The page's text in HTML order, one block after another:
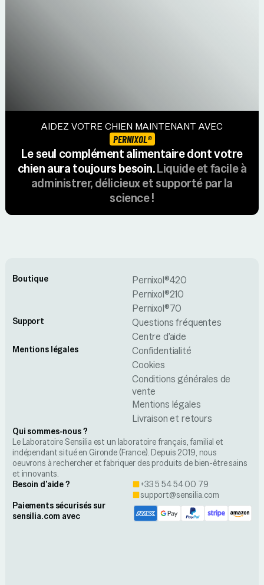
AIDEZ VOTRE CHIEN MAINTENANT AVEC
PERNIXOL®
Le seul complément alimentaire dont votre
chien aura toujours besoin.Liquide et facile à
administrer, délicieux et supporté par la
science !
Boutique
Pernixol®420
Pernixol®210
Pernixol®70
Support
Questions fréquentes
Centre d'aide
Mentions légales
Confidentialité
Cookies
Conditions générales de
vente
Mentions légales
Livraison et retours
Qui sommes-nous ?
Le Laboratoire Sensilia est un laboratoire français, familial et
indépendant situé en Gironde (France). Depuis 2019, nous
oeuvrons à rechercher et fabriquer des produits de bien-être sains
et innovants.
Besoin d'aide ?
+33 5 54 54 00 79
support@sensilia.com
Paiements sécurisés sur
sensilia.com avec